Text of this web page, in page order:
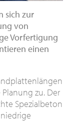
sich zur
von
Vorfertigung
einen
zu. Der
Spezialbeton